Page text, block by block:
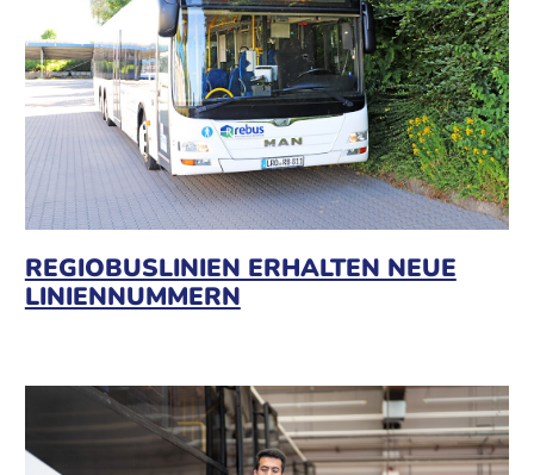
REGIOBUSLINIEN ERHALTEN NEUE
LINIENNUMMERN